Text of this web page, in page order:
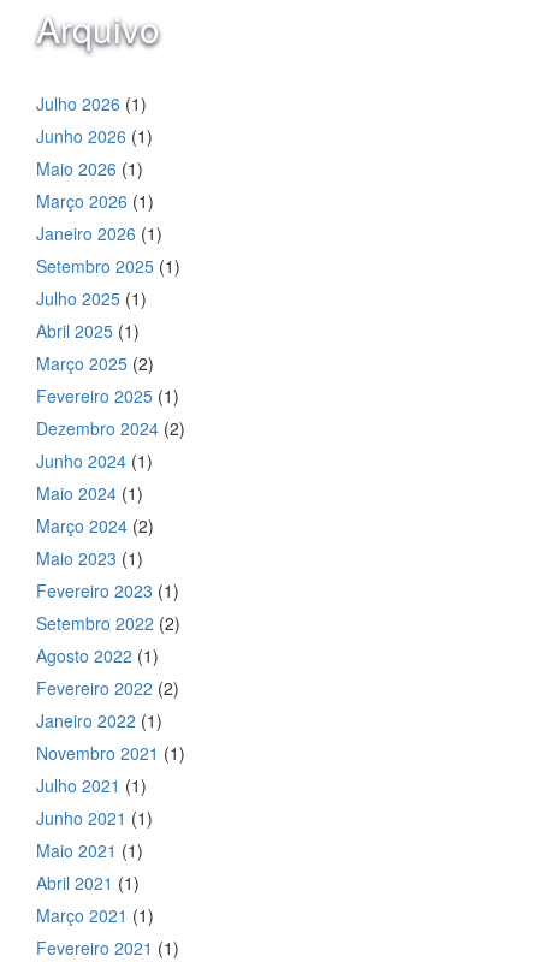
Arquivo
Julho 2026 (1)
Junho 2026 (1)
Maio 2026 (1)
Março 2026 (1)
Janeiro 2026 (1)
Setembro 2025 (1)
Julho 2025 (1)
Abril 2025 (1)
Março 2025 (2)
Fevereiro 2025 (1)
Dezembro 2024 (2)
Junho 2024 (1)
Maio 2024 (1)
Março 2024 (2)
Maio 2023 (1)
Fevereiro 2023 (1)
Setembro 2022 (2)
Agosto 2022 (1)
Fevereiro 2022 (2)
Janeiro 2022 (1)
Novembro 2021 (1)
Julho 2021 (1)
Junho 2021 (1)
Maio 2021 (1)
Abril 2021 (1)
Março 2021 (1)
Fevereiro 2021 (1)